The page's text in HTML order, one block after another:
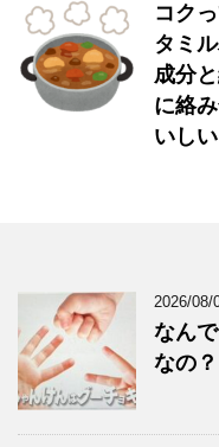
コク
タミ
成分
に絡
いしい
2026/08/
なん
なの